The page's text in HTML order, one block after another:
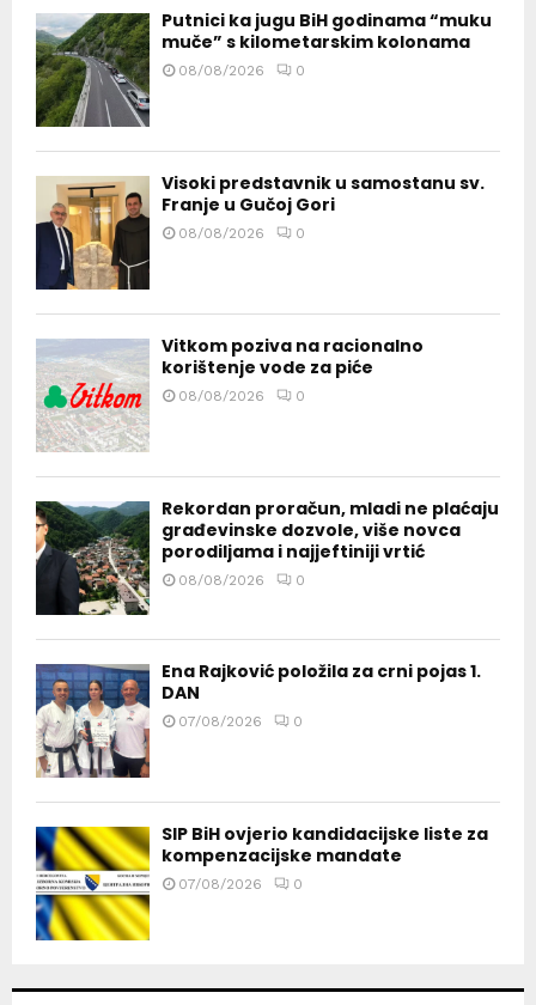
Putnici ka jugu BiH godinama “muku
muče” s kilometarskim kolonama
08/08/2026 0
Visoki predstavnik u samostanu sv.
Franje u Gučoj Gori
08/08/2026 0
Vitkom poziva na racionalno
korištenje vode za piće
08/08/2026 0
Rekordan proračun, mladi ne plaćaju
građevinske dozvole, više novca
porodiljama i najjeftiniji vrtić
08/08/2026 0
Ena Rajković položila za crni pojas 1.
DAN
07/08/2026 0
SIP BiH ovjerio kandidacijske liste za
kompenzacijske mandate
07/08/2026 0